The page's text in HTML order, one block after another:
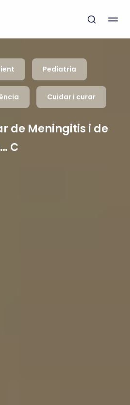
Pediatria
Cuidar i curar
de Meningitis i de
C